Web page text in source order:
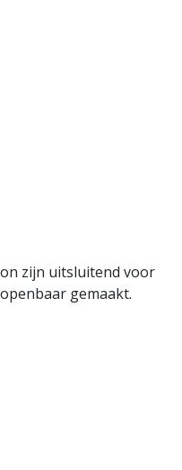
zijn uitsluitend voor
gemaakt.